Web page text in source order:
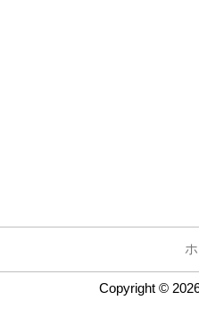
Copyright ©